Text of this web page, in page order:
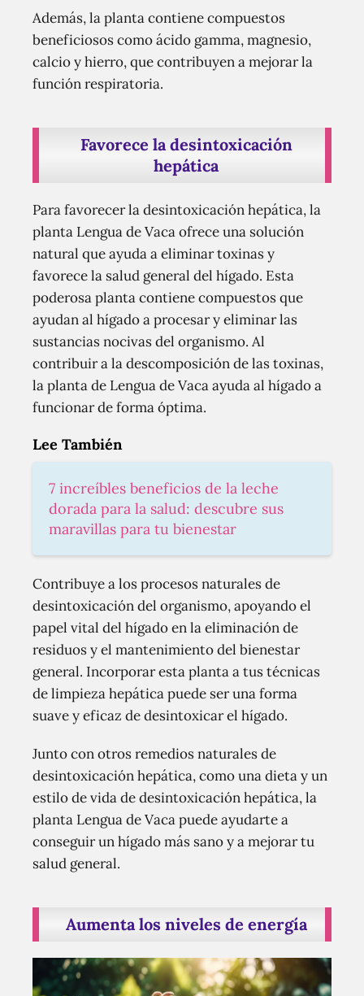
Además, la planta contiene compuestos
beneficiosos como ácido gamma, magnesio,
calcio y hierro, que contribuyen a mejorar la
función respiratoria.
Favorece la desintoxicación
hepática
Para favorecer la desintoxicación hepática, la
planta Lengua de Vaca ofrece una solución
natural que ayuda a eliminar toxinas y
favorece la salud general del hígado. Esta
poderosa planta contiene compuestos que
ayudan al hígado a procesar y eliminar las
sustancias nocivas del organismo. Al
contribuir a la descomposición de las toxinas,
la planta de Lengua de Vaca ayuda al hígado a
funcionar de forma óptima.
Lee También
7 increíbles beneficios de la leche
dorada para la salud: descubre sus
maravillas para tu bienestar
Contribuye a los procesos naturales de
desintoxicación del organismo, apoyando el
papel vital del hígado en la eliminación de
residuos y el mantenimiento del bienestar
general. Incorporar esta planta a tus técnicas
de limpieza hepática puede ser una forma
suave y eficaz de desintoxicar el hígado.
Junto con otros remedios naturales de
desintoxicación hepática, como una dieta y un
estilo de vida de desintoxicación hepática, la
planta Lengua de Vaca puede ayudarte a
conseguir un hígado más sano y a mejorar tu
salud general.
Aumenta los niveles de energía